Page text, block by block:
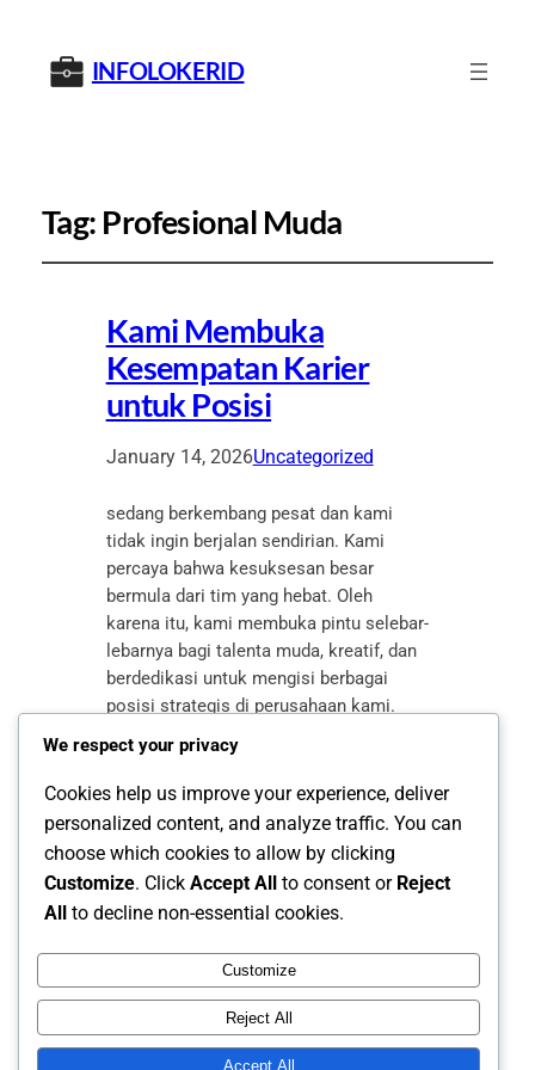
INFOLOKERID
Tag: Profesional Muda
Kami Membuka
Kesempatan Karier
untuk Posisi
January 14, 2026Uncategorized
sedang berkembang pesat dan kami
tidak ingin berjalan sendirian. Kami
percaya bahwa kesuksesan besar
bermula dari tim yang hebat. Oleh
karena itu, kami membuka pintu selebar-
lebarnya bagi talenta muda, kreatif, dan
berdedikasi untuk mengisi berbagai
posisi strategis di perusahaan kami.
Mengapa Bergabung dengan Kami?
Bukan sekadar pekerjaan, kami
menawarkan lingkungan kerja yang
dinamis, kolaboratif, dan…
We respect your privacy
Cookies help us improve your experience, deliver
personalized content, and analyze traffic. You can
choose which cookies to allow by clicking
Customize. Click Accept All to consent or Reject
All to decline non-essential cookies.
Customize
Reject All
Accept All